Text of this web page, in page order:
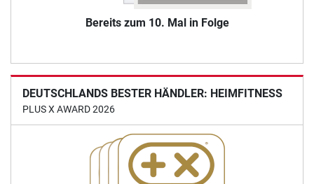
Bereits zum 10. Mal in Folge
DEUTSCHLANDS BESTER HÄNDLER: HEIMFITNESS
PLUS X AWARD 2026